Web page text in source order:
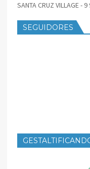
SANTA CRUZ VILLAGE -
SEGUIDORES